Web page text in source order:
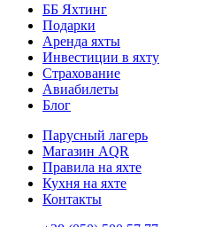
ББ Яхтинг
Подарки
Аренда яхты
Инвестиции в яхту
Страхование
Авиабилеты
Блог
Парусный лагерь
Магазин AQR
Правила на яхте
Кухня на яхте
Контакты